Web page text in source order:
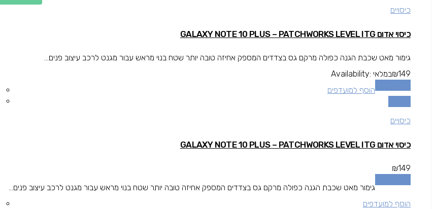
כיסויים
כיסוי אדום GALAXY NOTE 10 PLUS – PATCHWORKS LEVEL ITG
גימור מאט שכבת הגנה כפולה מרקם גס בצדדים המספק אחיזה טובה יותר שטח בנוי מראש עבור מגנט לרכב עיצוב פנים...
₪149
Availability: במלאי
הוסף למועדפים
כיסויים
כיסוי אדום GALAXY NOTE 10 PLUS – PATCHWORKS LEVEL ITG
₪149
גימור מאט שכבת הגנה כפולה מרקם גס בצדדים המספק אחיזה טובה יותר שטח בנוי מראש עבור מגנט לרכב עיצוב פנים...
הוסף למועדפים